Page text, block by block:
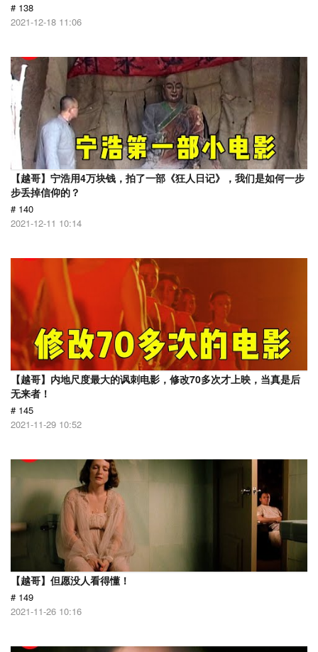
# 138
2021-12-18 11:06
【越哥】宁浩用4万块钱，拍了一部《狂人日记》，我们是如何一步
步丢掉信仰的？
# 140
2021-12-11 10:14
【越哥】内地尺度最大的讽刺电影，修改70多次才上映，当真是后
无来者！
# 145
2021-11-29 10:52
【越哥】但愿没人看得懂！
# 149
2021-11-26 10:16